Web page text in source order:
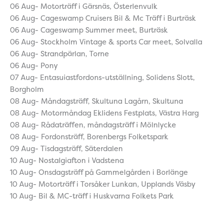
06 Aug- Motorträff i Gärsnäs, Österlenvulk
06 Aug- Cageswamp Cruisers Bil & Mc Träff i Burträsk
06 Aug- Cageswamp Summer meet, Burträsk
06 Aug- Stockholm Vintage & sports Car meet, Solvalla
06 Aug- Strandpärlan, Torne
06 Aug- Pony
07 Aug- Entasuiastfordons-utställning, Solidens Slott,
Borgholm
08 Aug- Måndagsträff, Skultuna Lagårn, Skultuna
08 Aug- Motormåndag Eklidens Festplats, Västra Harg
08 Aug- Rådaträffen, måndagsträff i Mölnlycke
08 Aug- Fordonsträff, Borenbergs Folketspark
09 Aug- Tisdagsträff, Säterdalen
10 Aug- Nostalgiafton i Vadstena
10 Aug- Onsdagsträff på Gammelgården i Borlänge
10 Aug- Motorträff i Torsåker Lunkan, Upplands Väsby
10 Aug- Bil & MC-träff i Huskvarna Folkets Park